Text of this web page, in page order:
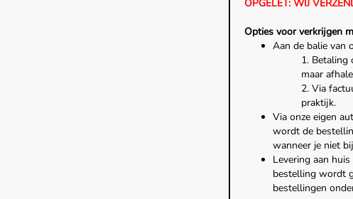
OPGELET: WIJ
Opties voor verkrijgen
Aan de balie van
1. Betaling
maar
2. Via
praktijk.
Via onze eigen
wordt de
wanneer je niet
Levering aan
bestelling wordt
bestellingen